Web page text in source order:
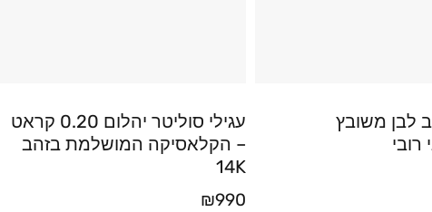
לבן משובץ
רובי
עגילי סוליטר יהלום 0.20 קראט
– הקלאסיקה המושלמת בזהב
14K
₪990